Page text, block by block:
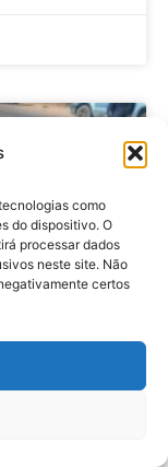
como
do dispositivo. O
processar dados
neste site. Não
certos